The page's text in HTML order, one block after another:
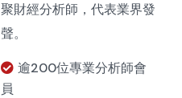
聚財經分析師，代表業界發
聲。
逾200位專業分析師會
員